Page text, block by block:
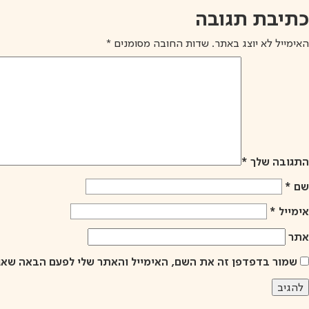
כתיבת תגובה
האימייל לא יוצג באתר. שדות החובה מסומנים *
התגובה שלך *
שם *
אימייל *
אתר
שמור בדפדפן זה את השם, האימייל והאתר שלי לפעם הבאה